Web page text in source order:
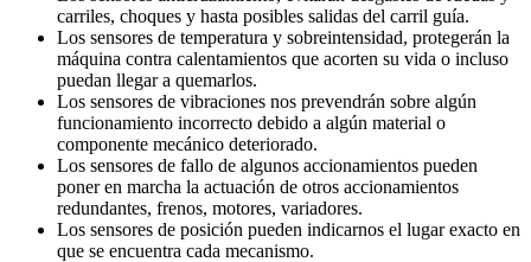
carriles, choques y hasta posibles salidas del carril guía.
Los sensores de temperatura y sobreintensidad, protegerán la
máquina contra calentamientos que acorten su vida o incluso
puedan llegar a quemarlos.
Los sensores de vibraciones nos prevendrán sobre algún
funcionamiento incorrecto debido a algún material o
componente mecánico deteriorado.
Los sensores de fallo de algunos accionamientos pueden
poner en marcha la actuación de otros accionamientos
redundantes, frenos, motores, variadores.
Los sensores de posición pueden indicarnos el lugar exacto en
que se encuentra cada mecanismo.